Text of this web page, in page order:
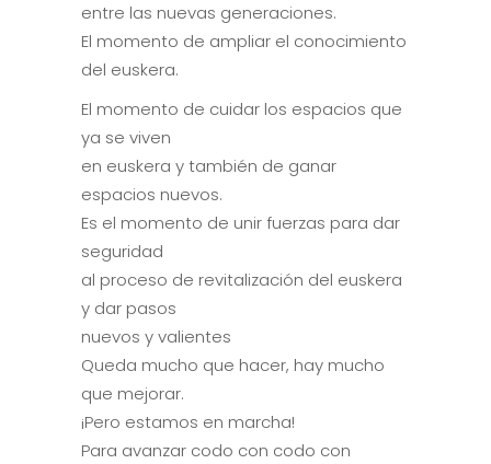
entre las nuevas generaciones.
El momento de ampliar el conocimiento
del euskera.
El momento de cuidar los espacios que
ya se viven
en euskera y también de ganar
espacios nuevos.
Es el momento de unir fuerzas para dar
seguridad
al proceso de revitalización del euskera
y dar pasos
nuevos y valientes
Queda mucho que hacer, hay mucho
que mejorar.
¡Pero estamos en marcha!
Para avanzar codo con codo con